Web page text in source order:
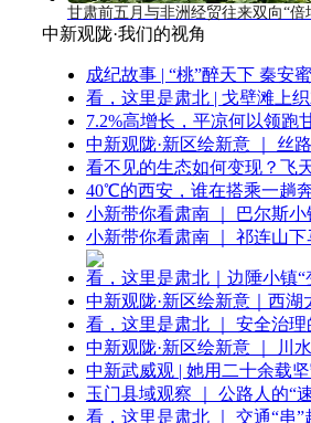
甘肃前五月与非洲经贸往来双向“倍
中新观陇·我们的视角
成纪故事 | “桃”醉天下 秦安
看，这里是肃北 | 戈壁滩上
7.2%高增长，平凉何以领跑
中新观陇·新区绘新意 ｜ 丝
看不见的生态如何变现？飞
40℃的西安，谁在搭乘一趟
小新带你看肃南 ｜ 巴尔斯小
小新带你看肃南 ｜ 祁连山下
看，这里是肃北｜边陲小镇“
中新观陇·新区绘新意｜西
看，这里是肃北 ｜ 安全治理
中新观陇·新区绘新意 ｜ 川
中新武威观 | 她用二十余载
玉门县域观察 ｜ 公路人的“
看，这里是肃北 ｜ 交通“串